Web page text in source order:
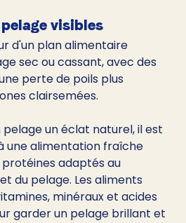
visibles
d'un plan alimentaire
sec ou cassant, avec des
perte de poils plus
clairsemées.
un éclat naturel, il est
une alimentation fraîche
adaptés au
du pelage. Les aliments
minéraux et acides
garder un pelage brillant et